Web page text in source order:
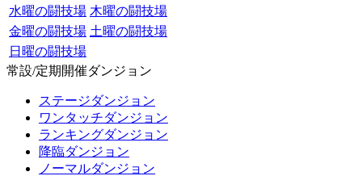
水曜の闘技場 木曜の闘技場
金曜の闘技場 土曜の闘技場
日曜の闘技場
常設/定期開催ダンジョン
ステージダンジョン
ワンタッチダンジョン
ランキングダンジョン
降臨ダンジョン
ノーマルダンジョン